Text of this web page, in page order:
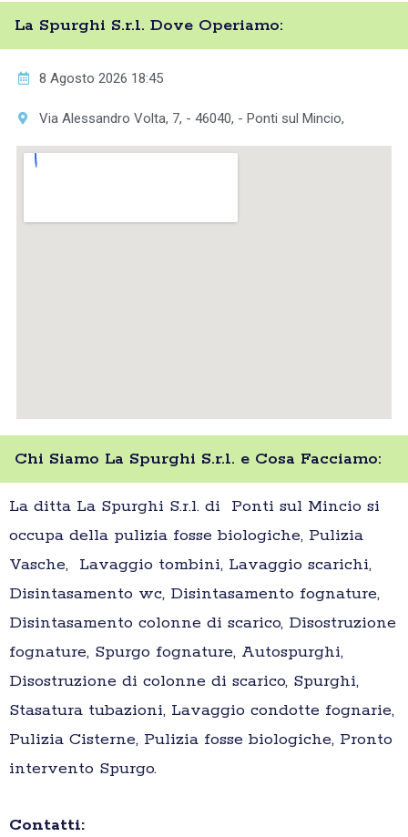
La Spurghi S.r.l. Dove Operiamo:
8 Agosto 2026 18:45
Via Alessandro Volta, 7, - 46040, - Ponti sul Mincio,
Chi Siamo La Spurghi S.r.l. e Cosa Facciamo:
La ditta La Spurghi S.r.l. di Ponti sul Mincio si
occupa della pulizia fosse biologiche, Pulizia
Vasche, Lavaggio tombini, Lavaggio scarichi,
Disintasamento wc, Disintasamento fognature,
Disintasamento colonne di scarico, Disostruzione
fognature, Spurgo fognature, Autospurghi,
Disostruzione di colonne di scarico, Spurghi,
Stasatura tubazioni, Lavaggio condotte fognarie,
Pulizia Cisterne, Pulizia fosse biologiche, Pronto
intervento Spurgo.
Contatti: